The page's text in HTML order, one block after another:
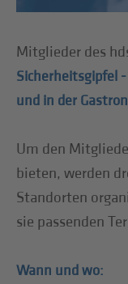
Mitglieder des
Sicherheitsgipfel
und in der
Um den
bieten, werden
Standorten
sie passenden
Wann und wo: